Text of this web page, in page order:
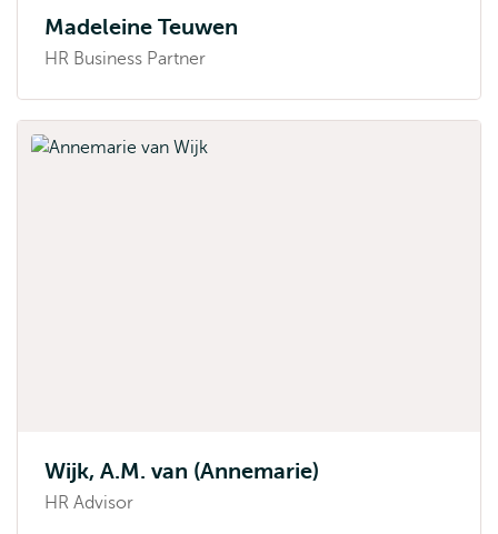
Madeleine Teuwen
HR Business Partner
Wijk, A.M. van (Annemarie)
HR Advisor